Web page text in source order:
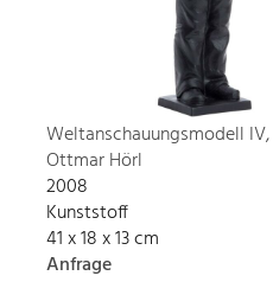
Weltanschauungsmodell
Ottmar Hörl
2008
Kunststoff
41 x 18 x 13 cm
Anfrage